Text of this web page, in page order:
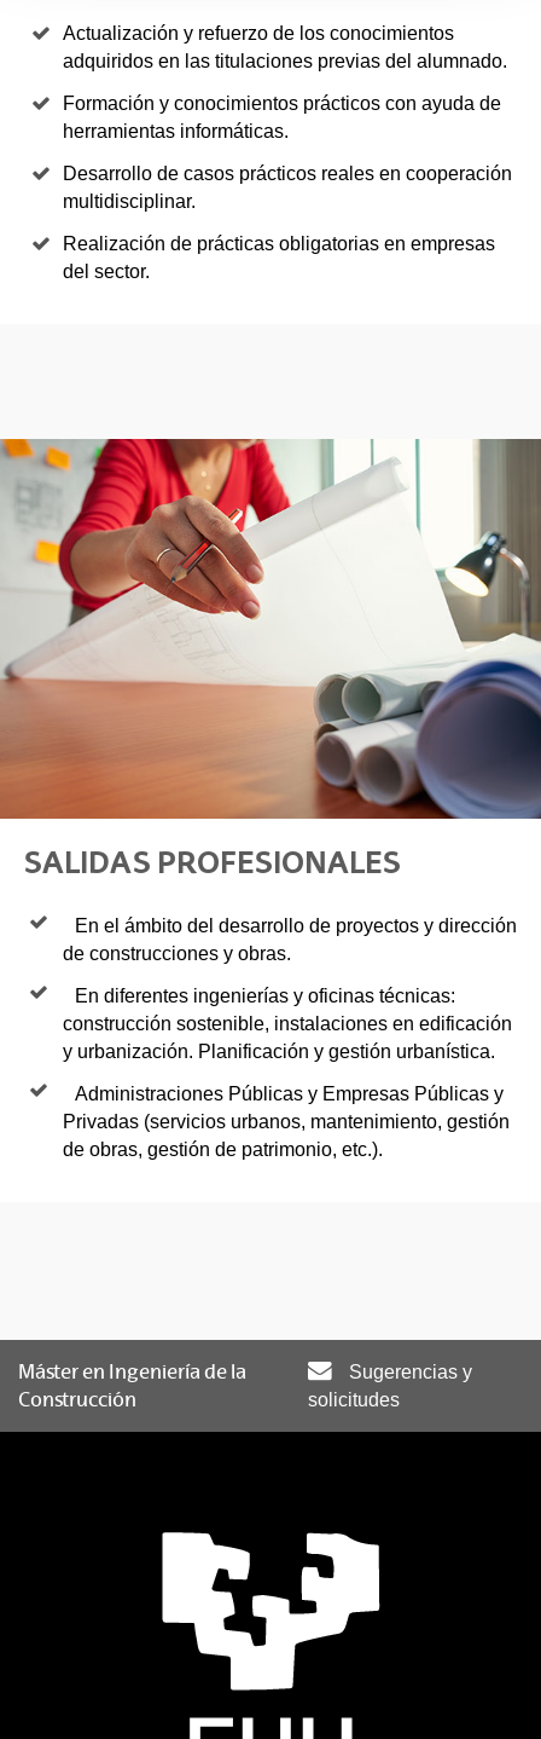
Actualización y refuerzo de los conocimientos
adquiridos en las titulaciones previas del alumnado.
Formación y conocimientos prácticos con ayuda de
herramientas informáticas.
Desarrollo de casos prácticos reales en cooperación
multidisciplinar.
Realización de prácticas obligatorias en empresas
del sector.
SALIDAS PROFESIONALES
En el ámbito del desarrollo de proyectos y dirección
de construcciones y obras.
En diferentes ingenierías y oficinas técnicas:
construcción sostenible, instalaciones en edificación
y urbanización. Planificación y gestión urbanística.
Administraciones Públicas y Empresas Públicas y
Privadas (servicios urbanos, mantenimiento, gestión
de obras, gestión de patrimonio, etc.).
Máster en Ingeniería de la
Construcción
Sugerencias y
solicitudes